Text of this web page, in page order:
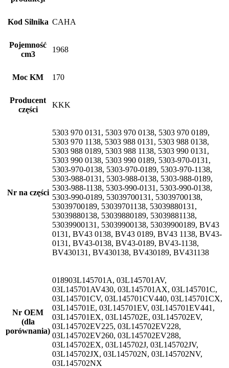
Kod Silnika CAHA
Pojemność
cm3
1968
Moc KM 170
Producent
części
KKK
Nr na części
5303 970 0131, 5303 970 0138, 5303 970 0189,
5303 970 1138, 5303 988 0131, 5303 988 0138,
5303 988 0189, 5303 988 1138, 5303 990 0131,
5303 990 0138, 5303 990 0189, 5303-970-0131,
5303-970-0138, 5303-970-0189, 5303-970-1138,
5303-988-0131, 5303-988-0138, 5303-988-0189,
5303-988-1138, 5303-990-0131, 5303-990-0138,
5303-990-0189, 53039700131, 53039700138,
53039700189, 53039701138, 53039880131,
53039880138, 53039880189, 53039881138,
53039900131, 53039900138, 53039900189, BV43
0131, BV43 0138, BV43 0189, BV43 1138, BV43-
0131, BV43-0138, BV43-0189, BV43-1138,
BV430131, BV430138, BV430189, BV431138
Nr OEM
(dla
porównania)
018903L145701A, 03L145701AV,
03L145701AV430, 03L145701AX, 03L145701C,
03L145701CV, 03L145701CV440, 03L145701CX,
03L145701E, 03L145701EV, 03L145701EV441,
03L145701EX, 03L145702E, 03L145702EV,
03L145702EV225, 03L145702EV228,
03L145702EV260, 03L145702EV288,
03L145702EX, 03L145702J, 03L145702JV,
03L145702JX, 03L145702N, 03L145702NV,
03L145702NX